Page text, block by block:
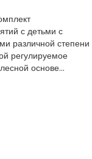
с детьми с
различной степени
регулируемое
основе...